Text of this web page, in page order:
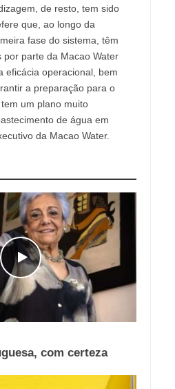
de resto, tem sido
que, ao longo da
fase do sistema, têm
parte da Macao Water
eficácia operacional, bem
a preparação para o
um plano muito
de água em
da Macao Water.
com certeza